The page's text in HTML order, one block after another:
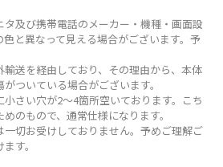
タ及び携帯電話のメーカー・機種・画面設
と異なって見える場合がございます。予
輸送を経由しており、その理由から、本体
ついている場合がございます。
小さい穴が2～4箇所空いております。こち
のもので、通常仕様になります。
切お受けしておりません。予めご理解ご
す。